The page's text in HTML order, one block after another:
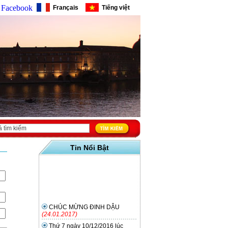
Facebook Français Tiếng việt
Tin Nổi Bật
CHÚC MỪNG ĐINH DẬU
(24.01.2017)
Thứ 7 ngày 10/12/2016 lúc